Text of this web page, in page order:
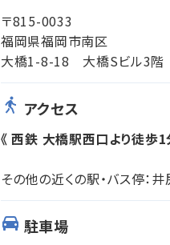
〒815-0033
福岡県福岡市南区
大橋1-8-18 大橋Sビル3階
アクセス
《 西鉄 大橋駅西口より徒歩1
その他の近くの駅・バス停：
駐車場